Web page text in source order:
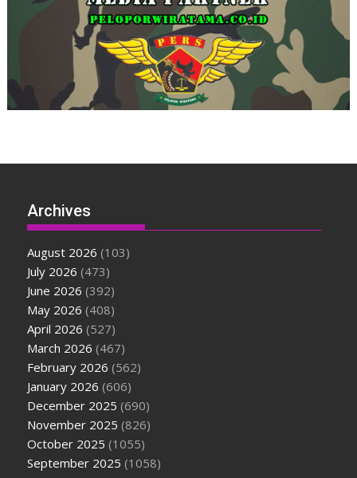
Archives
August 2026 (103)
July 2026 (473)
June 2026 (392)
May 2026 (408)
April 2026 (527)
March 2026 (467)
February 2026 (562)
January 2026 (606)
December 2025 (690)
November 2025 (826)
October 2025 (1055)
September 2025 (1058)